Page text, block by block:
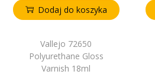
Dodaj do koszyka
Vallejo 72650
Polyurethane Gloss
Varnish 18ml